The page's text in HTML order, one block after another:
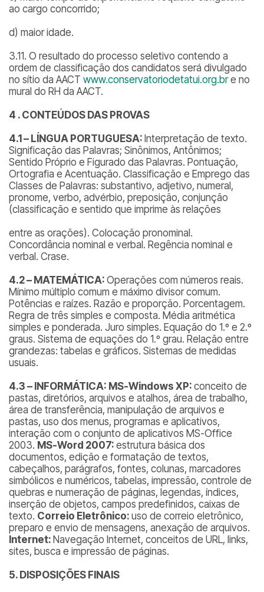
ao cargo concorrido;
d) maior idade.
3.11. O resultado do processo seletivo contendo a
ordem de classificação dos candidatos será divulgado
no sítio da AACT www.conservatoriodetatui.org.bre no
mural do RH da AACT.
4 . CONTEÚDOS DAS PROVAS
4.1 – LÍNGUA PORTUGUESA: Interpretação de texto.
Significação das Palavras; Sinônimos, Antônimos;
Sentido Próprio e Figurado das Palavras. Pontuação,
Ortografia e Acentuação. Classificação e Emprego das
Classes de Palavras: substantivo, adjetivo, numeral,
pronome, verbo, advérbio, preposição, conjunção
(classificação e sentido que imprime às relações
entre as orações). Colocação pronominal.
Concordância nominal e verbal. Regência nominal e
verbal. Crase.
4.2 – MATEMÁTICA: Operações com números reais.
Mínimo múltiplo comum e máximo divisor comum.
Potências e raízes. Razão e proporção. Porcentagem.
Regra de três simples e composta. Média aritmética
simples e ponderada. Juro simples. Equação do 1.º e 2.º
graus. Sistema de equações do 1.º grau. Relação entre
grandezas: tabelas e gráficos. Sistemas de medidas
usuais.
4.3 – INFORMÁTICA: MS-Windows XP: conceito de
pastas, diretórios, arquivos e atalhos, área de trabalho,
área de transferência, manipulação de arquivos e
pastas, uso dos menus, programas e aplicativos,
interação com o conjunto de aplicativos MS-Office
2003. MS-Word 2007: estrutura básica dos
documentos, edição e formatação de textos,
cabeçalhos, parágrafos, fontes, colunas, marcadores
simbólicos e numéricos, tabelas, impressão, controle de
quebras e numeração de páginas, legendas, índices,
inserção de objetos, campos predefinidos, caixas de
texto. Correio Eletrônico: uso de correio eletrônico,
preparo e envio de mensagens, anexação de arquivos.
Internet: Navegação Internet, conceitos de URL, links,
sites, busca e impressão de páginas.
5. DISPOSIÇÕES FINAIS